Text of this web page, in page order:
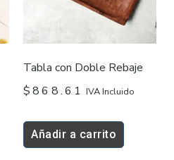
Tabla con Doble Rebaje
$868.61 IVA Incluido
Añadir a carrito